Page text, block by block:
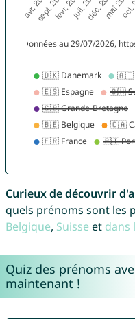
Curieux de découvrir
quels prénoms sont les
Belgique, Suisse et dans
Quiz des prénoms
maintenant !